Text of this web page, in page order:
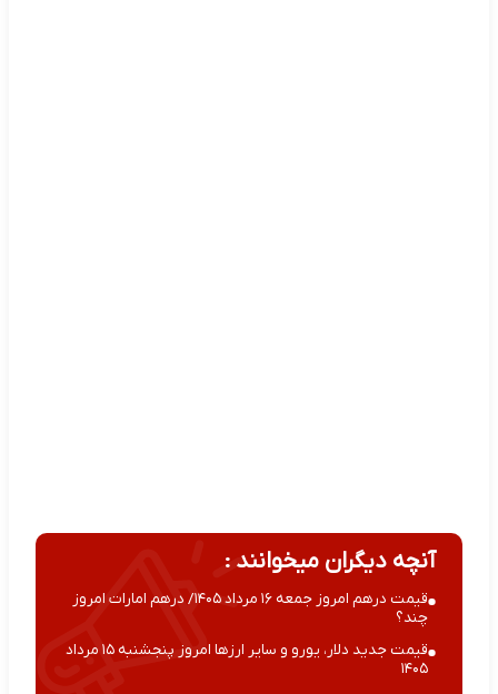
آنچه دیگران میخوانند :
قیمت درهم امروز جمعه ۱۶ مرداد ۱۴۰۵/ درهم امارات امروز
چند؟
قیمت جدید دلار، یورو و سایر ارزها امروز پنجشنبه ۱۵ مرداد
۱۴۰۵